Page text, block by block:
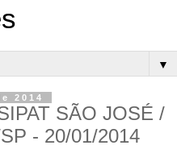
▼
2014
SÃO JOSÉ /
- 20/01/2014